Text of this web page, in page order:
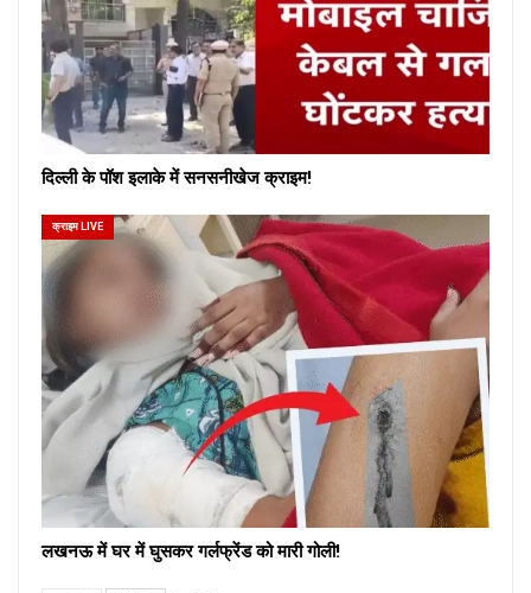
दिल्ली के पॉश इलाके में सनसनीखेज क्राइम!
क्राइम LIVE
लखनऊ में घर में घुसकर गर्लफ्रेंड को मारी गोली!